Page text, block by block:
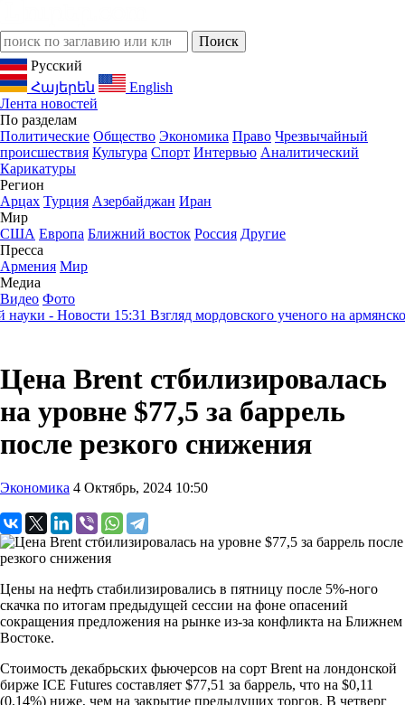
Русский
Հայերեն
English
Лента новостей
По разделам
Политические Общество Экономика Право Чрезвычайный
происшествия Культура Спорт Интервью Аналитический
Карикатуры
Регион
Арцах Турция Азербайджан Иран
Мир
США Европа Ближний восток Россия Другие
Пресса
Армения Мир
Медиа
Видео Фото
- Новости15:31 Взгляд мордовского ученого на армянское
Цена Brent стбилизировалась
на уровне $77,5 за баррель
после резкого снижения
Экономика 4 Октябрь, 2024 10:50
Цены на нефть стабилизировались в пятницу после 5%-ного
скачка по итогам предыдущей сессии на фоне опасений
сокращения предложения на рынке из-за конфликта на Ближнем
Востоке.
Стоимость декабрьских фьючерсов на сорт Brent на лондонской
бирже ICE Futures составляет $77,51 за баррель, что на $0,11
(0,14%) ниже, чем на закрытие предыдущих торгов. В четверг